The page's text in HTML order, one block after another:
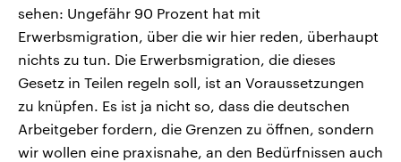
sehen: Ungefähr 90 Prozent hat mit
Erwerbsmigration, über die wir hier reden, überhaupt
nichts zu tun. Die Erwerbsmigration, die dieses
Gesetz in Teilen regeln soll, ist an Voraussetzungen
zu knüpfen. Es ist ja nicht so, dass die deutschen
Arbeitgeber fordern, die Grenzen zu öffnen, sondern
wir wollen eine praxisnahe, an den Bedürfnissen auch